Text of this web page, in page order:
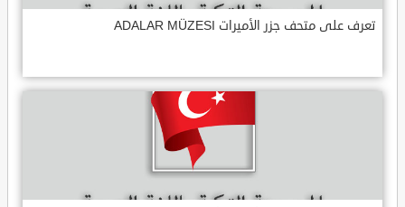
تعرف على متحف جزر الأميرات ADALAR MÜZESI